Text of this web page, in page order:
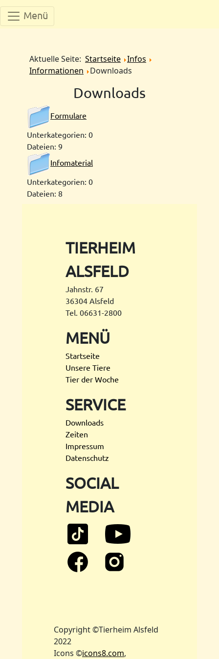
Menü
Aktuelle Seite: Startseite Infos
Informationen
Downloads
Downloads
Formulare
Unterkategorien: 0
Dateien: 9
Infomaterial
Unterkategorien: 0
Dateien: 8
TIERHEIM
ALSFELD
Jahnstr. 67
36304 Alsfeld
Tel. 06631-2800
MENÜ
Startseite
Unsere Tiere
Tier der Woche
SERVICE
Downloads
Zeiten
Impressum
Datenschutz
SOCIAL
MEDIA
Copyright ©Tierheim Alsfeld
2022
Icons ©icons8.com,